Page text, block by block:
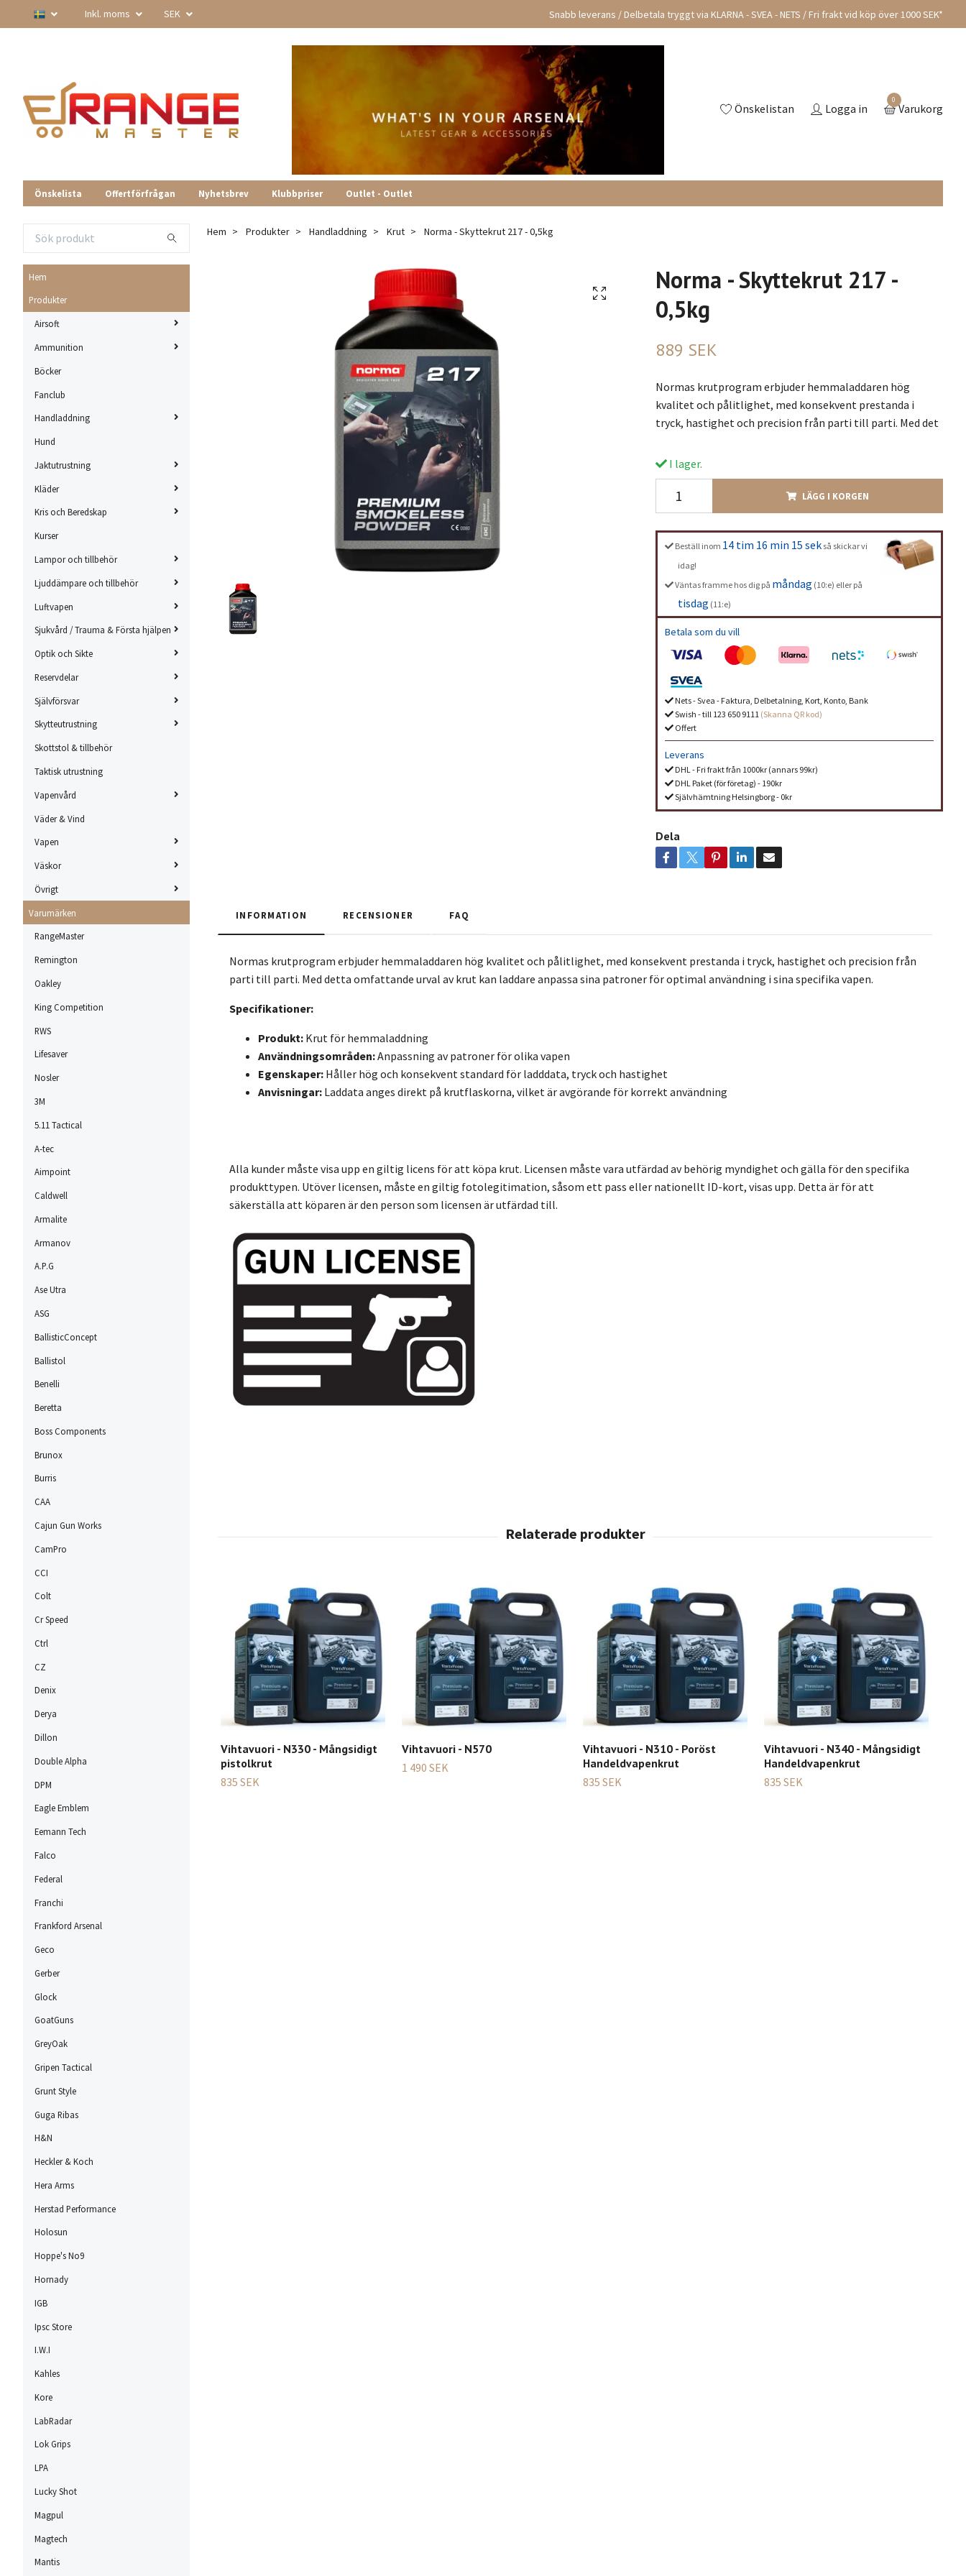
Inkl. moms SEK Snabb leverans / Delbetala tryggt via KLARNA - SVEA - NETS / Fri frakt vid köp över 1000 SEK*
Önskelistan Logga in
0
Varukorg
Önskelista Offertförfrågan Nyhetsbrev Klubbpriser Outlet - Outlet
Hem
Produkter
Airsoft
Ammunition
Böcker
Fanclub
Handladdning
Hund
Jaktutrustning
Kläder
Kris och Beredskap
Kurser
Lampor och tillbehör
Ljuddämpare och tillbehör
Luftvapen
Sjukvård / Trauma & Första hjälpen
Optik och Sikte
Reservdelar
Självförsvar
Skytteutrustning
Skottstol & tillbehör
Taktisk utrustning
Vapenvård
Väder & Vind
Vapen
Väskor
Övrigt
Varumärken
RangeMaster
Remington
Oakley
King Competition
RWS
Lifesaver
Nosler
3M
5.11 Tactical
A-tec
Aimpoint
Caldwell
Armalite
Armanov
A.P.G
Ase Utra
ASG
BallisticConcept
Ballistol
Benelli
Beretta
Boss Components
Brunox
Burris
CAA
Cajun Gun Works
CamPro
CCI
Colt
Cr Speed
Ctrl
CZ
Denix
Derya
Dillon
Double Alpha
DPM
Eagle Emblem
Eemann Tech
Falco
Federal
Franchi
Frankford Arsenal
Geco
Gerber
Glock
GoatGuns
GreyOak
Gripen Tactical
Grunt Style
Guga Ribas
H&N
Heckler & Koch
Hera Arms
Herstad Performance
Holosun
Hoppe's No9
Hornady
IGB
Ipsc Store
I.W.I
Kahles
Kore
LabRadar
Lok Grips
LPA
Lucky Shot
Magpul
Magtech
Mantis
Hem Produkter Handladdning Krut Norma - Skyttekrut 217 - 0,5kg
Norma - Skyttekrut 217 -
0,5kg
889 SEK
Normas krutprogram erbjuder hemmaladdaren hög
kvalitet och pålitlighet, med konsekvent prestanda i
tryck, hastighet och precision från parti till parti. Med det
I lager.
LÄGG I KORGEN
Beställ inom 14 tim 16 min 14 sekså skickar vi
idag!
Väntas framme hos dig på måndag (10:e) eller på
tisdag (11:e)
Betala som du vill
Nets - Svea - Faktura, Delbetalning, Kort, Konto, Bank
Swish - till 123 650 9111 (Skanna QR kod)
Offert
Leverans
DHL - Fri frakt från 1000kr (annars 99kr)
DHL Paket (för företag) - 190kr
Självhämtning Helsingborg - 0kr
Dela
INFORMATION RECENSIONER FAQ
Normas krutprogram erbjuder hemmaladdaren hög kvalitet och pålitlighet, med konsekvent prestanda i tryck, hastighet och precision från
parti till parti. Med detta omfattande urval av krut kan laddare anpassa sina patroner för optimal användning i sina specifika vapen.
Specifikationer:
Produkt: Krut för hemmaladdning
Användningsområden:Anpassning av patroner för olika vapen
Egenskaper: Håller hög och konsekvent standard för ladddata, tryck och hastighet
Anvisningar: Laddata anges direkt på krutflaskorna, vilket är avgörande för korrekt användning
Alla kunder måste visa upp en giltig licens för att köpa krut. Licensen måste vara utfärdad av behörig myndighet och gälla för den specifika
produkttypen. Utöver licensen, måste en giltig fotolegitimation, såsom ett pass eller nationellt ID-kort, visas upp. Detta är för att
säkerställa att köparen är den person som licensen är utfärdad till.
Vihtavuori - N330 - Mångsidigt
pistolkrut
835 SEK
Vihtavuori - N570
1 490 SEK
Vihtavuori - N310 - Poröst
Handeldvapenkrut
835 SEK
Vihtavuori - N340 - Mångsidigt
Handeldvapenkrut
835 SEK